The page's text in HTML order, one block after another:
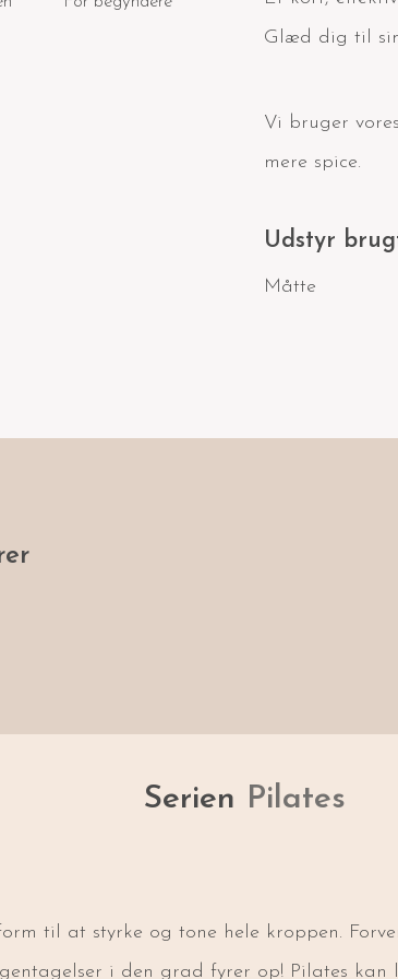
Glæd dig til
Vi bruger
mere spice.
Udstyr
Måtte
Serien Pilates
til at styrke og tone hele kroppen.
i den grad fyrer op! Pilates